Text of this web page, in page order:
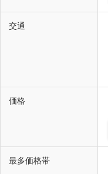
交通
価格
最多価格帯